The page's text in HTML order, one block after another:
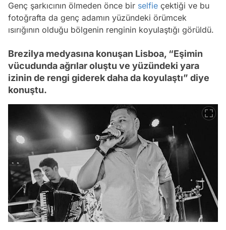
Genç şarkıcının ölmeden önce bir selfie çektiği ve bu
fotoğrafta da genç adamın yüzündeki örümcek
ısırığının olduğu bölgenin renginin koyulaştığı görüldü.
Brezilya medyasına konuşan Lisboa, “Eşimin
vücudunda ağrılar oluştu ve yüzündeki yara
izinin de rengi giderek daha da koyulaştı” diye
konuştu.